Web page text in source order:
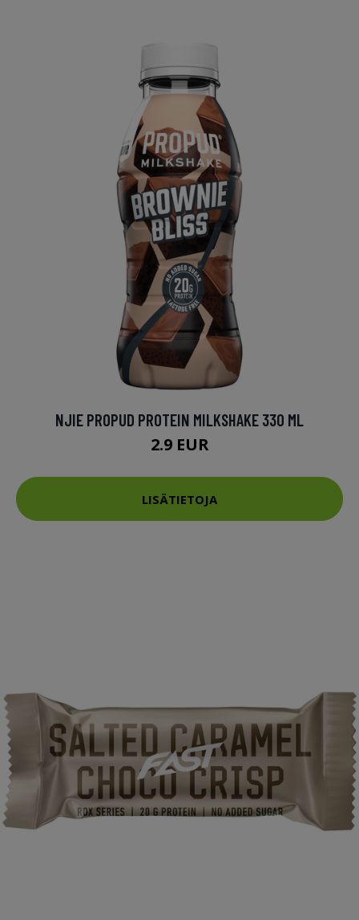
NJIE PROPUD PROTEIN MILKSHAKE 330 ML
2.9 EUR
LISÄTIETOJA